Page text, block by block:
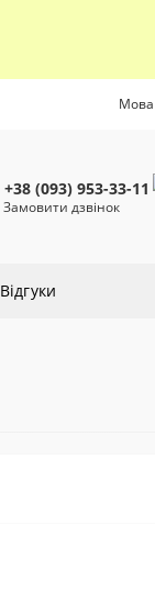
Мова
+38 (093) 953-33-11
Замовити дзвінок
Відгуки